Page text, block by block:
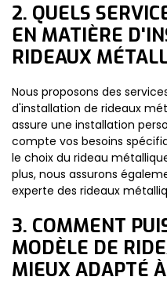
2. QUELS
EN MATIÈRE
RIDEAUX
Nous proposons des
d'installation de rideaux
assure une installation
compte vos besoins
le choix du rideau
plus, nous assurons
experte des rideaux
3. COMMENT
MODÈLE DE
MIEUX ADAPTÉ